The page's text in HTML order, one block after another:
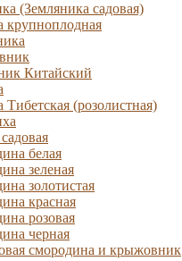
(Земляника садовая)
крупноплодная
Китайский
(розолистная)
белая
зеленая
золотистая
красная
розовая
черная
смородина и крыжовник